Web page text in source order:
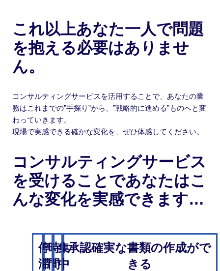
これ以上あなた一人で問題
を抱える必要はありませ
ん。
コンサルティングサービスを活用することで、あなたの業
務はこれまでの”手探り”から、”戦略的に進める”ものへと変
わっていきます。
現場で実感できる確かな変化を、ぜひ体感してください。
コンサルティングサービス
を受けることであなたはこ
んな変化を実感できます…
停
滞
時
間
集
中
承認確実な書類の作成がで
きる